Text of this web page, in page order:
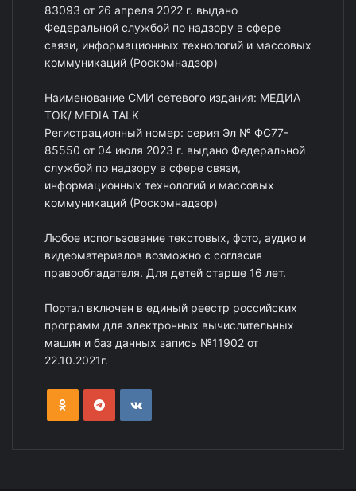
83093 от 26 апреля 2022 г. выдано
Федеральной службой по надзору в сфере
связи, информационных технологий и массовых
коммуникаций (Роскомнадзор)
Наименование СМИ сетевого издания: МЕДИА
ТОК/ MEDIA TALK
Регистрационный номер: серия Эл № ФС77-
85550 от 04 июля 2023 г. выдано Федеральной
службой по надзору в сфере связи,
информационных технологий и массовых
коммуникаций (Роскомнадзор)
Любое использование текстовых, фото, аудио и
видеоматериалов возможно с согласия
правообладателя. Для детей старше 16 лет.
Портал включен в единый реестр российских
программ для электронных вычислительных
машин и баз данных запись №11902 от
22.10.2021г.